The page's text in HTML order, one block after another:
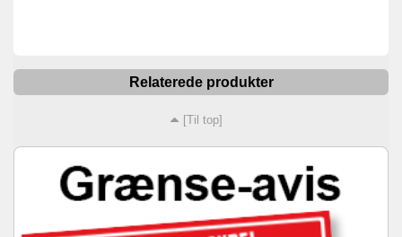
Relaterede produkter
[Til top]